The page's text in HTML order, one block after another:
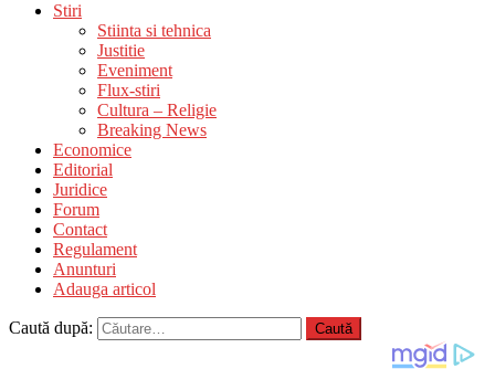
Stiri
Stiinta si tehnica
Justitie
Eveniment
Flux-stiri
Cultura – Religie
Breaking News
Economice
Editorial
Juridice
Forum
Contact
Regulament
Anunturi
Adauga articol
Caută după: